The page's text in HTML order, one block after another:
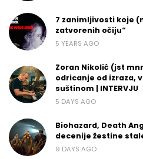
7 zanimljivosti koje
zatvorenih očiju“
5 YEARS AGO
Zoran Nikolić (jst
odricanje od izraza,
suštinom | INTERVJU
5 DAYS AGO
Biohazard, Death
decenije žestine
9 DAYS AGO